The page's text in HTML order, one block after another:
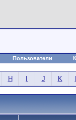
Пользователи
H J K